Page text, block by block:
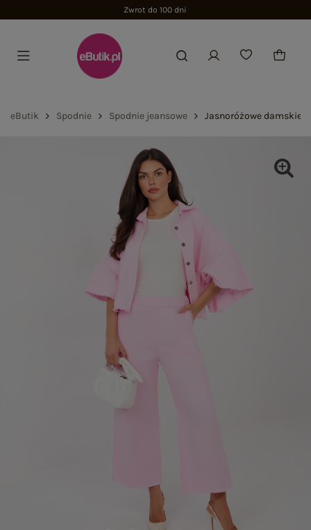
Zwrot do 100 dni
eButik Spodnie Spodnie jeansowe Jasnoróżowe damskie